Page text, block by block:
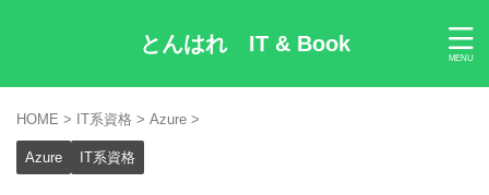
とんはれ IT & Book
HOME > IT系資格 > Azure >
Azure IT系資格